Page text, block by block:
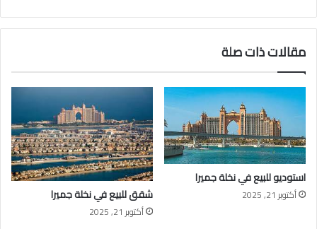
مقالات ذات صلة
استوديو للبيع في نخلة جميرا
أكتوبر 21, 2025 شقق للبيع في نخلة جميرا
أكتوبر 21, 2025